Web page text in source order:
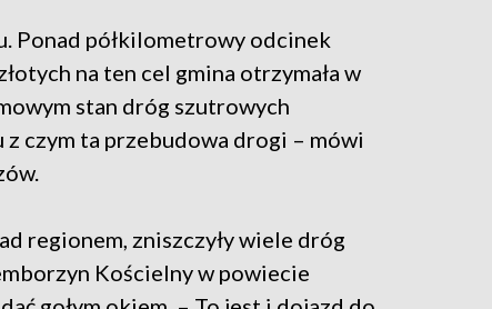
Ponad półkilometrowy odcinek
na ten cel gmina otrzymała w
stan dróg szutrowych
czym ta przebudowa drogi – mówi
regionem, zniszczyły wiele dróg
Kościelny w powiecie